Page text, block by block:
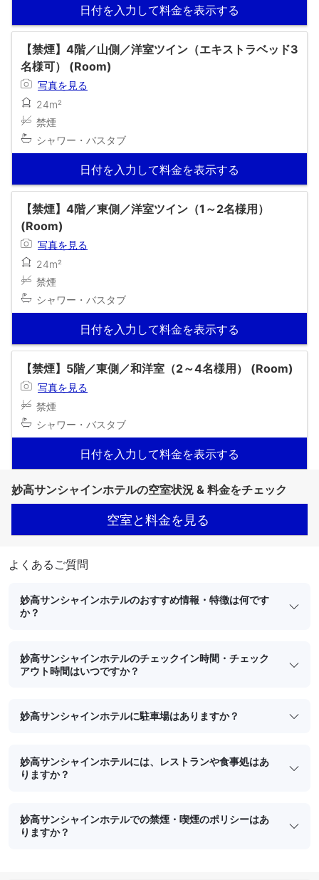
日付を入力して料金を表示する
【禁煙】4階／山側／洋室ツイン（エキストラベッド3
名様可） (Room)
写真を見る
24m²
禁煙
シャワー・バスタブ
日付を入力して料金を表示する
【禁煙】4階／東側／洋室ツイン（1～2名様用）
(Room)
写真を見る
24m²
禁煙
シャワー・バスタブ
日付を入力して料金を表示する
【禁煙】5階／東側／和洋室（2～4名様用） (Room)
写真を見る
禁煙
シャワー・バスタブ
日付を入力して料金を表示する
妙高サンシャインホテルの空室状況 & 料金をチェック
空室と料金を見る
よくあるご質問
妙高サンシャインホテルのおすすめ情報・特徴は何です
か？
妙高サンシャインホテルのチェックイン時間・チェック
アウト時間はいつですか？
妙高サンシャインホテルに駐車場はありますか？
妙高サンシャインホテルには、レストランや食事処はあ
りますか？
妙高サンシャインホテルでの禁煙・喫煙のポリシーはあ
りますか？